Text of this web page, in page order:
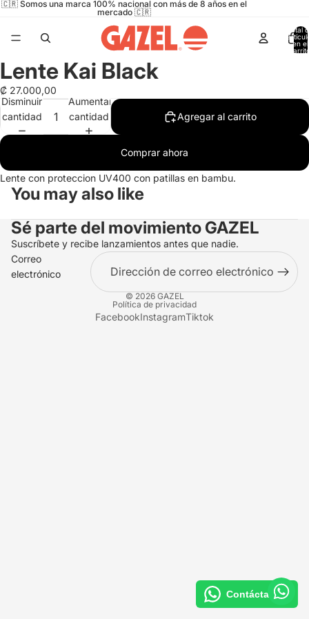
🇨🇷 Somos una marca 100% nacional con más de 8 años en el
mercado 🇨🇷
Total
en el
Abrir
imagen
a
pantalla
completa
Lente Kai Black
₡ 27.000,00
Disminuir
cantidad
Aumentar
cantidad
Agregar al carrito
Comprar ahora
Lente con proteccion UV400 con patillas en bambu.
You may also like
Sé parte del movimiento GAZEL
Suscríbete y recibe lanzamientos antes que nadie.
Correo
electrónico
© 2026 GAZEL
Política de privacidad
FacebookInstagramTiktok
Contáctanos